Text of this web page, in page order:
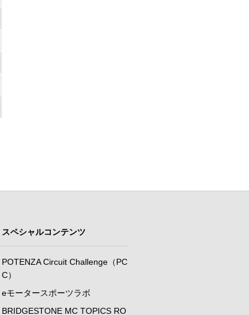
スペシャルコンテンツ
POTENZA Circuit Challenge（PC
C）
eモータースポーツラボ
BRIDGESTONE MC TOPICS RO